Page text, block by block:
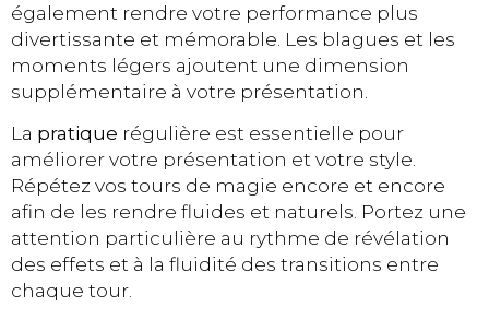
également rendre votre performance plus
divertissante et mémorable. Les blagues et les
moments légers ajoutent une dimension
supplémentaire à votre présentation.
La pratique régulière est essentielle pour
améliorer votre présentation et votre style.
Répétez vos tours de magie encore et encore
afin de les rendre fluides et naturels. Portez une
attention particulière au rythme de révélation
des effets et à la fluidité des transitions entre
chaque tour.